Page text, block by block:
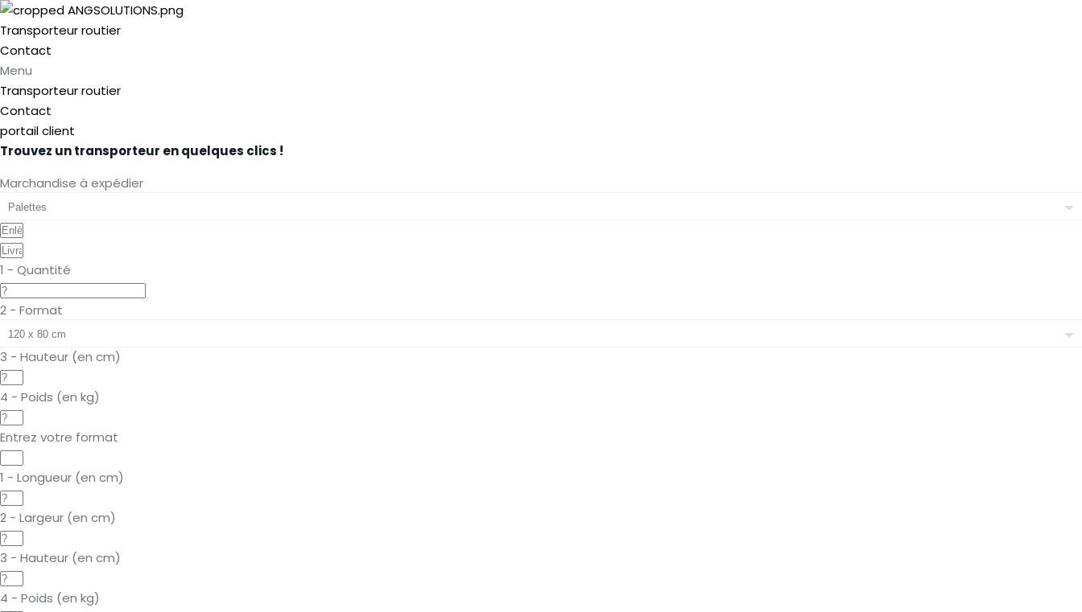
Transporteur routier
Contact
Menu
Transporteur routier
Contact
portail client
Trouvez un transporteur en quelques clics !
Marchandise à expédier
1 - Quantité
2 - Format
3 - Hauteur (en cm)
4 - Poids (en kg)
Entrez votre format
1 - Longueur (en cm)
2 - Largeur (en cm)
3 - Hauteur (en cm)
4 - Poids (en kg)